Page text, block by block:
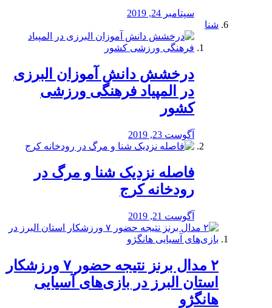
سپتامبر 24, 2019
شنا
درخشش دانش آموزان البرزی
در المپیاد فرهنگی ورزشی
کشور
آگوست 23, 2019
️فاصله نزدیک شنا و مرگ در
رودخانه کرج
آگوست 21, 2019
۲ مدال برنز نتیجه حضور ۷ ورزشکار
استان البرز در بازی‌های آسیایی
هانگژو